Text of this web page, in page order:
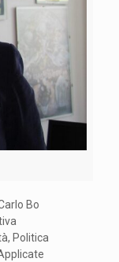
Bo
Politica